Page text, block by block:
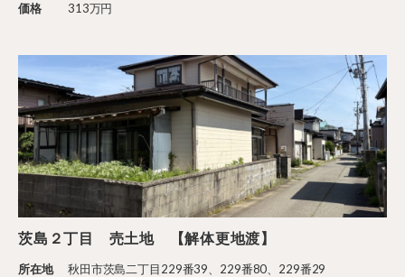
価格
313万円
茨島２丁目 売土地 【解体更地渡】
所在地
秋田市茨島二丁目229番39、229番80、229番29